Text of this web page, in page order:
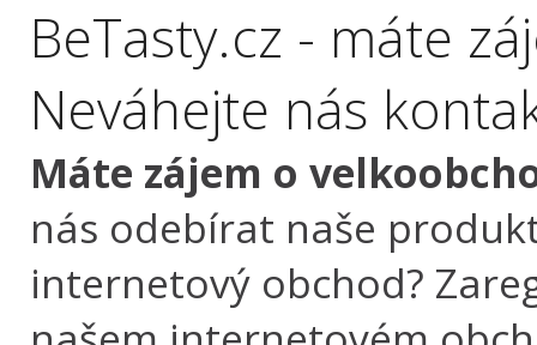
BeTasty.cz - máte
Neváhejte nás
Máte zájem o
nás odebírat naše
internetový obchod?